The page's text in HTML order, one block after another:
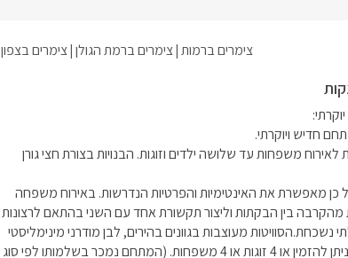
חופשי, לרוץ ולשחק, בזמן שההורים
השגחה קצר ולוגמים בינתיים את
אל מול הבריכה.
צימרים ברמות צימרים ברמת הגולן צימרים בצפון